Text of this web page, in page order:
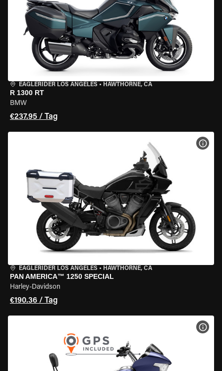
EAGLERIDER LOS ANGELES • HAWTHORNE, CA
R 1300 RT
BMW
€237.95 / Tag
EAGLERIDER LOS ANGELES • HAWTHORNE, CA
PAN AMERICA™ 1250 SPECIAL
Harley-Davidson
€190.36 / Tag